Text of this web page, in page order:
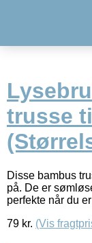
trusse
Disse bambus
på. De er
perfekte når du
79 kr. (Vis